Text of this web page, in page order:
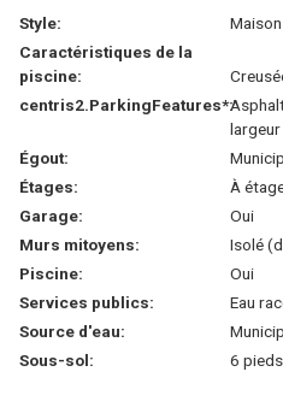
Style:
Caractéristiques de la
piscine:
centris2.ParkingFeatures*:
Égout:
Étages:
À
Garage:
Oui
Murs mitoyens:
Isolé
Piscine:
Oui
Services publics:
Eau
Source d'eau:
Sous-sol:
6